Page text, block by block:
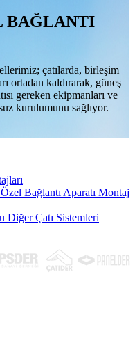
BAĞLANTI
çatılarda, birleşim
ortadan kaldırarak, güneş
gereken ekipmanları ve
kurulumunu sağlıyor.
Bağlantı Aparatı Montaj
Diğer Çatı Sistemleri